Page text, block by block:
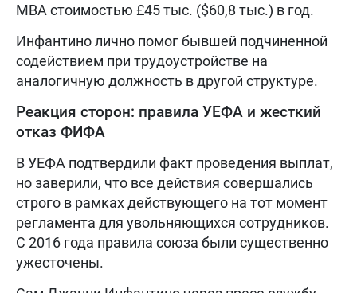
MBA стоимостью £45 тыс. ($60,8 тыс.) в год.
Инфантино лично помог бывшей подчиненной
содействием при трудоустройстве на
аналогичную должность в другой структуре.
Реакция сторон: правила УЕФА и жесткий
отказ ФИФА
В УЕФА подтвердили факт проведения выплат,
но заверили, что все действия совершались
строго в рамках действующего на тот момент
регламента для увольняющихся сотрудников.
С 2016 года правила союза были существенно
ужесточены.